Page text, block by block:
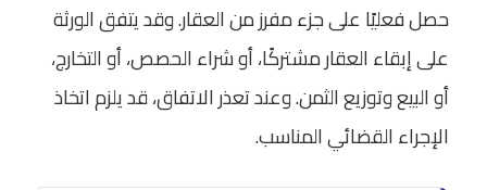
حصل فعليًا على جزء مفرز من العقار. وقد يتفق الورثة
على إبقاء العقار مشتركًا، أو شراء الحصص، أو التخارج،
أو البيع وتوزيع الثمن. وعند تعذر الاتفاق، قد يلزم اتخاذ
الإجراء القضائي المناسب.